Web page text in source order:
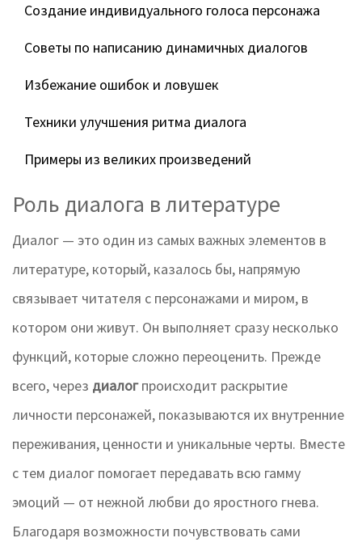
Создание индивидуального голоса персонажа
Советы по написанию динамичных диалогов
Избежание ошибок и ловушек
Техники улучшения ритма диалога
Примеры из великих произведений
Роль диалога в литературе
Диалог — это один из самых важных элементов в
литературе, который, казалось бы, напрямую
связывает читателя с персонажами и миром, в
котором они живут. Он выполняет сразу несколько
функций, которые сложно переоценить. Прежде
всего, через диалогпроисходит раскрытие
личности персонажей, показываются их внутренние
переживания, ценности и уникальные черты. Вместе
с тем диалог помогает передавать всю гамму
эмоций — от нежной любви до яростного гнева.
Благодаря возможности почувствовать сами